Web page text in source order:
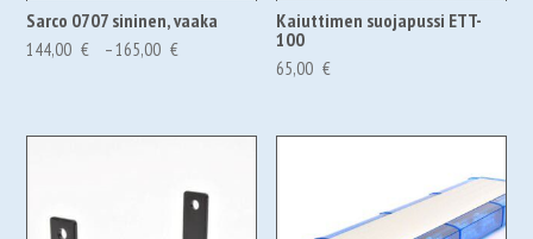
Sarco 0707 sininen, vaaka
144,00 € –165,00 €
144,00 €180,72 €
Kaiuttimen suojapussi ETT-
100
65,00 €